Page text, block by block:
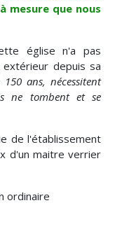
mesure que nous
église n'a pas
depuis sa
ans, nécessitent
ne tombent et se
de l'établissement
d'un maitre verrier
ordinaire